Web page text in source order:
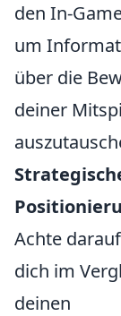
den In-
um
über die
deiner
Achte
dich im
deinen